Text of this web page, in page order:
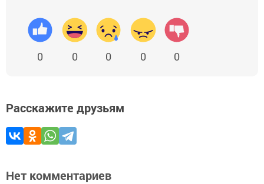
0 0 0 0 0
Расскажите друзьям
Нет комментариев